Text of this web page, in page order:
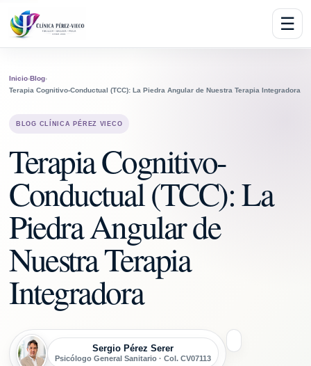
☰
Inicio›Blog›
Terapia Cognitivo-Conductual (TCC): La Piedra Angular de Nuestra Terapia Integradora
BLOG CLÍNICA PÉREZ VIECO
Terapia Cognitivo-
Conductual (TCC): La
Piedra Angular de
Nuestra Terapia
Integradora
Sergio Pérez Serer
Psicólogo General Sanitario · Col. CV07113